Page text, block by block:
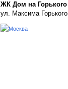
ЖК Дом на Горького
ул. Максима Горького